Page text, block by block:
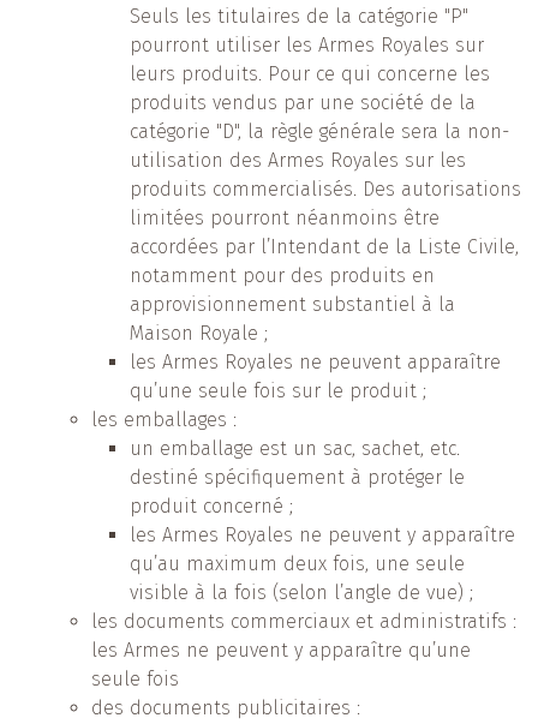
Seuls les titulaires de la catégorie "P"
pourront utiliser les Armes Royales sur
leurs produits. Pour ce qui concerne les
produits vendus par une société de la
catégorie "D", la règle générale sera la non-
utilisation des Armes Royales sur les
produits commercialisés. Des autorisations
limitées pourront néanmoins être
accordées par l’Intendant de la Liste Civile,
notamment pour des produits en
approvisionnement substantiel à la
Maison Royale ;
les Armes Royales ne peuvent apparaître
qu’une seule fois sur le produit ;
les emballages :
un emballage est un sac, sachet, etc.
destiné spécifiquement à protéger le
produit concerné ;
les Armes Royales ne peuvent y apparaître
qu’au maximum deux fois, une seule
visible à la fois (selon l’angle de vue) ;
les documents commerciaux et administratifs :
les Armes ne peuvent y apparaître qu’une
seule fois
des documents publicitaires :